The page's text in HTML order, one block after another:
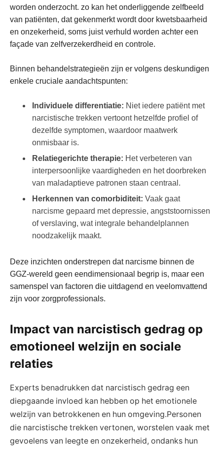
worden onderzocht. zo kan het onderliggende zelfbeeld
van patiënten, dat gekenmerkt wordt door kwetsbaarheid
en onzekerheid, soms juist verhuld worden achter een
façade van zelfverzekerdheid en controle.
Binnen behandelstrategieën zijn er volgens deskundigen
enkele cruciale aandachtspunten:
Individuele differentiatie: Niet iedere patiënt met
narcistische trekken vertoont hetzelfde profiel of
dezelfde symptomen, waardoor maatwerk
onmisbaar is.
Relatiegerichte therapie: Het verbeteren van
interpersoonlijke vaardigheden en het doorbreken
van maladaptieve patronen staan centraal.
Herkennen van comorbiditeit: Vaak gaat
narcisme gepaard met depressie, angststoornissen
of verslaving, wat integrale behandelplannen
noodzakelijk maakt.
Deze inzichten onderstrepen dat narcisme binnen de
GGZ-wereld geen eendimensionaal begrip is, maar een
samenspel van factoren die uitdagend en veelomvattend
zijn voor zorgprofessionals.
Impact van narcistisch gedrag op
emotioneel welzijn en sociale
relaties
Experts benadrukken dat narcistisch gedrag een
diepgaande invloed kan hebben op het emotionele
welzijn van betrokkenen en hun omgeving.Personen
die narcistische trekken vertonen, worstelen vaak met
gevoelens van leegte en onzekerheid, ondanks hun